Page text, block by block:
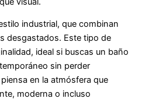
industrial, que combinan
desgastados. Este tipo de
ideal si buscas un baño
sin perder
en la atmósfera que
moderna o incluso